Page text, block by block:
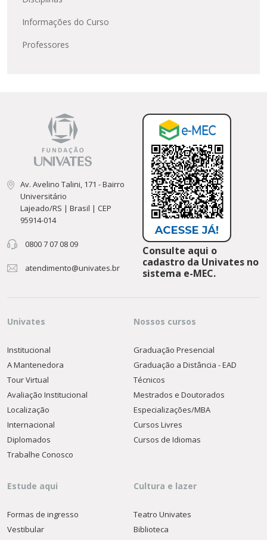
Informações do Curso
Professores
Av. Avelino Talini, 171 - Bairro
Universitário
Lajeado/RS | Brasil | CEP
95914-014
0800 7 07 08 09
atendimento@univates.br
Consulte aqui o
cadastro da Univates no
sistema e-MEC.
Univates
Institucional
A Mantenedora
Tour Virtual
Avaliação Institucional
Localização
Internacional
Diplomados
Trabalhe Conosco
Nossos cursos
Graduação Presencial
Graduação a Distância - EAD
Técnicos
Mestrados e Doutorados
Especializações/MBA
Cursos Livres
Cursos de Idiomas
Estude aqui
Formas de ingresso
Vestibular
Cultura e lazer
Teatro Univates
Biblioteca